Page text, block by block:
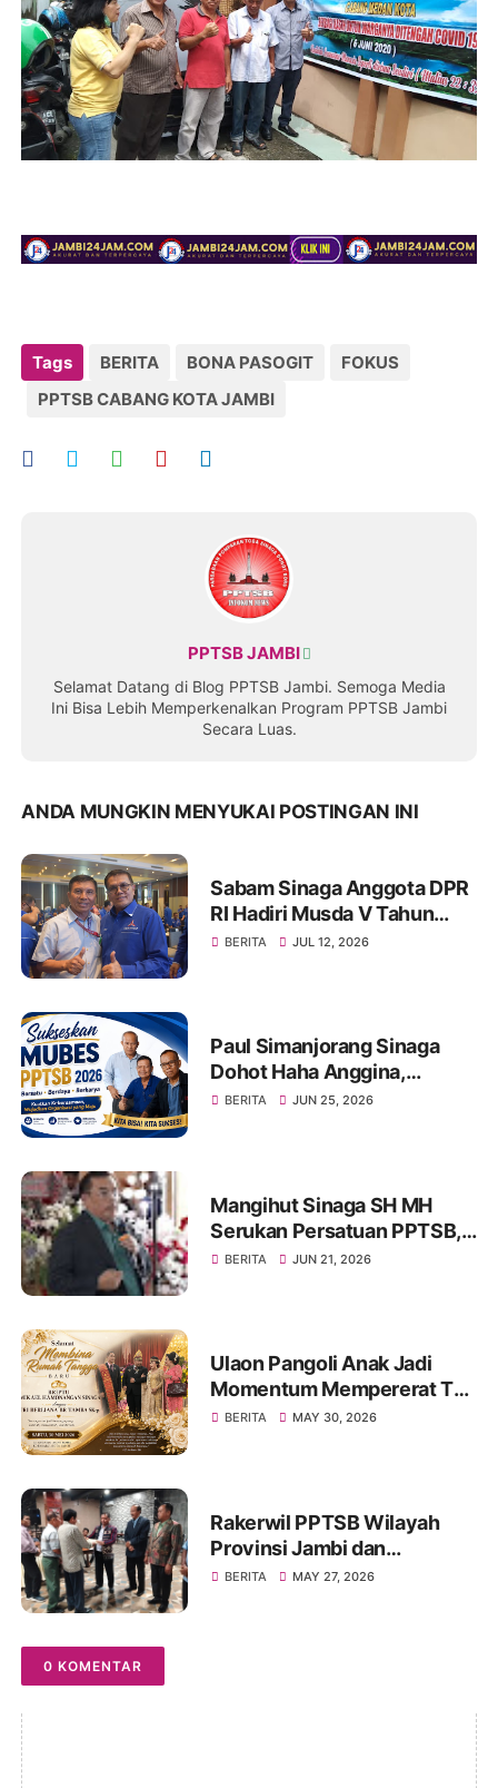
Tags BERITA BONA PASOGIT
FOKUS
PPTSB CABANG KOTA JAMBI
PPTSB JAMBI
Selamat Datang di Blog PPTSB Jambi. Semoga Media
Ini Bisa Lebih Memperkenalkan Program PPTSB Jambi
Secara Luas.
ANDA MUNGKIN MENYUKAI POSTINGAN INI
Sabam Sinaga Anggota DPR
RI Hadiri Musda V Tahun
2026 DPD Partai Demokrat
BERITA JUL 12, 2026
Paul Simanjorang Sinaga
Dohot Haha Anggina,
Singgah di Warung Makan
BERITA JUN 25, 2026
Mangihut Sinaga SH MH
Serukan Persatuan PPTSB,
Tetap Bersatu Dan Kuat
BERITA JUN 21, 2026
Ulaon Pangoli Anak Jadi
Momentum Mempererat Tali
Kekeluargaan Keluarga
BERITA MAY 30, 2026
Rakerwil PPTSB Wilayah
Provinsi Jambi dan
Rakercab PPTSB Kota Jambi
BERITA MAY 27, 2026
0 KOMENTAR